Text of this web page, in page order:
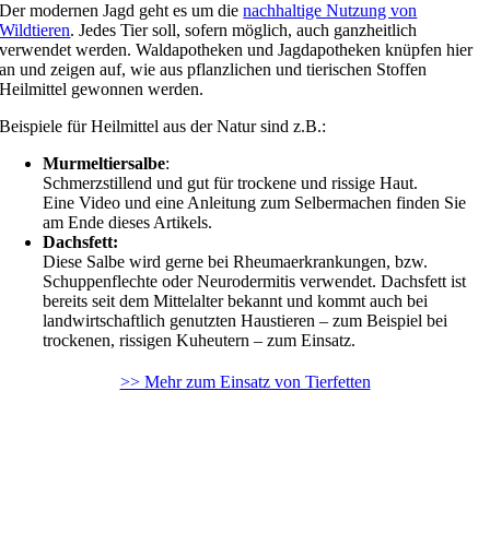
Der modernen Jagd geht es um dienachhaltige Nutzung von
Wildtieren. Jedes Tier soll, sofern möglich, auch ganzheitlich
verwendet werden. Waldapotheken und Jagdapotheken knüpfen hier
an und zeigen auf, wie aus pflanzlichen und tierischen Stoffen
Heilmittel gewonnen werden.
Beispiele für Heilmittel aus der Natur sind z.B.:
Murmeltiersalbe:
Schmerzstillend und gut für trockene und rissige Haut.
Eine Video und eine Anleitung zum Selbermachen finden Sie
am Ende dieses Artikels.
Dachsfett:
Diese Salbe wird gerne bei Rheumaerkrankungen, bzw.
Schuppenflechte oder Neurodermitis verwendet. Dachsfett ist
bereits seit dem Mittelalter bekannt und kommt auch bei
landwirtschaftlich genutzten Haustieren – zum Beispiel bei
trockenen, rissigen Kuheutern – zum Einsatz.
>> Mehr zum Einsatz von Tierfetten